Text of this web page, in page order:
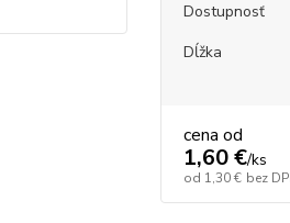
Dostupnosť
Dĺžka
cena od
1,60 €/ks
od 1,30 € bez